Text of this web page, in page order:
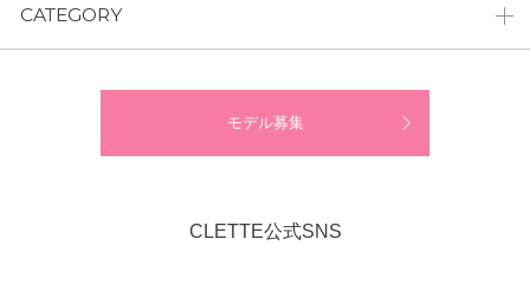
CATEGORY
モデル募集
CLETTE公式SNS